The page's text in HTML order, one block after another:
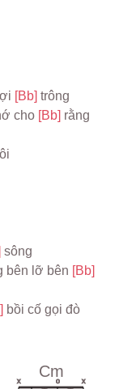
[Bb] trông
cho [Bb] rằng
sông
bên lỡ bên
Cm
x o x